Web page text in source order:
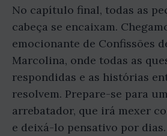
No capítulo final, todas as
cabeça se encaixam.
emocionante de Confissões
Marcolina, onde todas as
respondidas e as histórias
resolvem. Prepare-se para
arrebatador, que irá mexer
e deixá-lo pensativo por dias.